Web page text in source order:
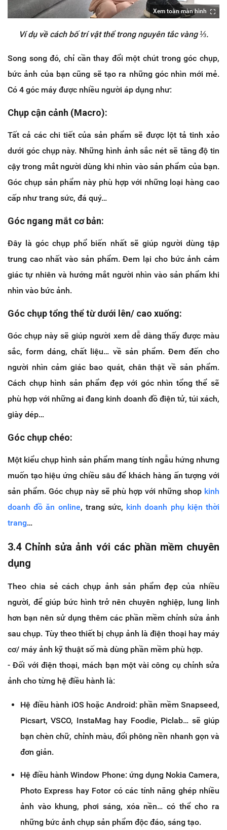
Xem toàn màn hình
Ví dụ về cách bố trí vật thể trong nguyên tắc vàng ⅓.
Song song đó, chỉ cần thay đổi một chút trong góc chụp,
bức ảnh của bạn cũng sẽ tạo ra những góc nhìn mới mẻ.
Có 4 góc máy được nhiều người áp dụng như:
Chụp cận cảnh (Macro):
Tất cả các chi tiết của sản phẩm sẽ được lột tả tinh xảo
dưới góc chụp này. Những hình ảnh sắc nét sẽ tăng độ tin
cậy trong mắt người dùng khi nhìn vào sản phẩm của bạn.
Góc chụp sản phẩm này phù hợp với những loại hàng cao
cấp như trang sức, đá quý…
Góc ngang mắt cơ bản:
Đây là góc chụp phổ biến nhất sẽ giúp người dùng tập
trung cao nhất vào sản phẩm. Đem lại cho bức ảnh cảm
giác tự nhiên và hướng mắt người nhìn vào sản phẩm khi
nhìn vào bức ảnh.
Góc chụp tổng thể từ dưới lên/ cao xuống:
Góc chụp này sẽ giúp người xem dễ dàng thấy được màu
sắc, form dáng, chất liệu… về sản phẩm. Đem đến cho
người nhìn cảm giác bao quát, chân thật về sản phẩm.
Cách chụp hình sản phẩm đẹp với góc nhìn tổng thể sẽ
phù hợp với những ai đang kinh doanh đồ điện tử, túi xách,
giày dép…
Góc chụp chéo:
Một kiểu chụp hình sản phẩm mang tính ngẫu hứng nhưng
muốn tạo hiệu ứng chiều sâu để khách hàng ấn tượng với
sản phẩm. Góc chụp này sẽ phù hợp với những shop kinh
doanh đồ ăn online, trang sức, kinh doanh phụ kiện thời
trang…
3.4 Chỉnh sửa ảnh với các phần mềm chuyên
dụng
Theo chia sẻ cách chụp ảnh sản phẩm đẹp của nhiều
người, để giúp bức hình trở nên chuyên nghiệp, lung linh
hơn bạn nên sử dụng thêm các phần mềm chỉnh sửa ảnh
sau chụp. Tùy theo thiết bị chụp ảnh là điện thoại hay máy
cơ/ máy ảnh kỹ thuật số mà dùng phần mềm phù hợp.
- Đối với điện thoại, mách bạn một vài công cụ chỉnh sửa
ảnh cho từng hệ điều hành là:
Hệ điều hành iOS hoặc Android: phần mềm Snapseed,
Picsart, VSCO, InstaMag hay Foodie, Piclab… sẽ giúp
bạn chèn chữ, chỉnh màu, đổi phông nền nhanh gọn và
đơn giản.
Hệ điều hành Window Phone: ứng dụng Nokia Camera,
Photo Express hay Fotor có các tính năng ghép nhiều
ảnh vào khung, phơi sáng, xóa nền… có thể cho ra
những bức ảnh chụp sản phẩm độc đáo, sáng tạo.